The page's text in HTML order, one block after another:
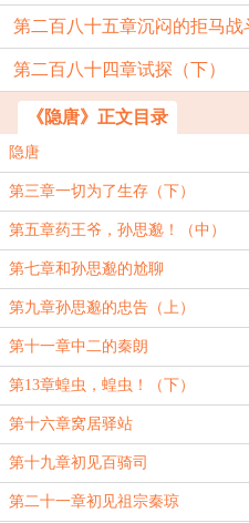
第二百八十五章沉闷的拒马战
第二百八十四章试探（下）
《隐唐》正文目录
隐唐
第三章一切为了生存（下）
第五章药王爷，孙思邈！（中）
第七章和孙思邈的尬聊
第九章孙思邈的忠告（上）
第十一章中二的秦朗
第13章蝗虫，蝗虫！（下）
第十六章窝居驿站
第十九章初见百骑司
第二十一章初见祖宗秦琼